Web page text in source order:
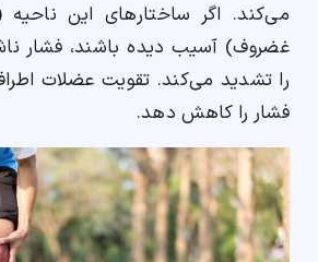
می‌کند. اگر ساختارهای این ناحیه
غضروف) آسیب دیده باشند، فشار
را تشدید می‌کند. تقویت عضلات
فشار را کاهش دهد.